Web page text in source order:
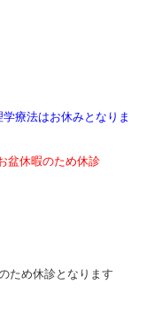
療法はお休みとなりま
盆休暇のため休診
ため休診となります